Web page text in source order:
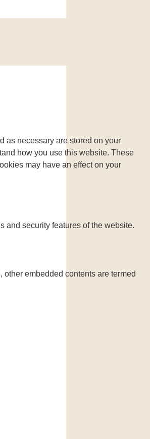
as necessary are stored on your
how you use this website. These
may have an effect on your
and security features of the website.
embedded contents are termed